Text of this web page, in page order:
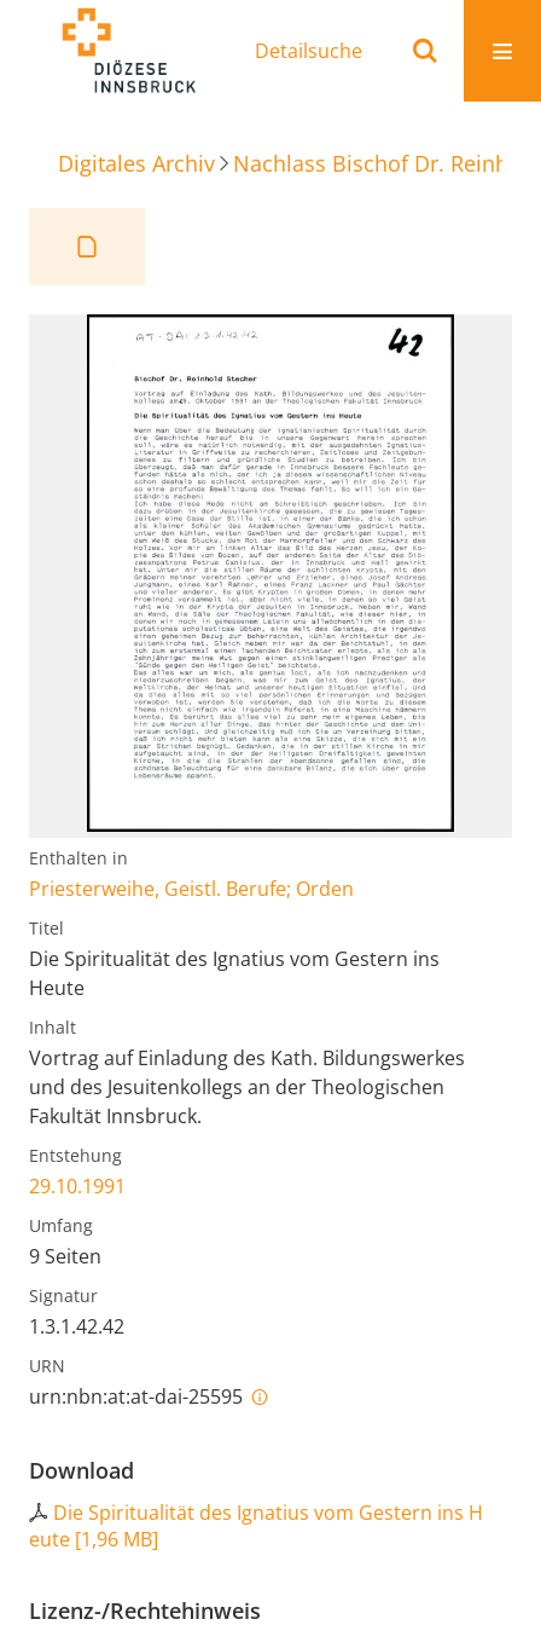
Detailsuche
Digitales Archiv Nachlass Bischof Dr.
Enthalten in
Priesterweihe, Geistl. Berufe; Orden
Titel
Die Spiritualität des Ignatius vom Gestern ins
Heute
Inhalt
Vortrag auf Einladung des Kath. Bildungswerkes
und des Jesuitenkollegs an der Theologischen
Fakultät Innsbruck.
Entstehung
29.10.1991
Umfang
9 Seiten
Signatur
1.3.1.42.42
URN
urn:nbn:at:at-dai-25595
Download
Die Spiritualität des Ignatius vom Gestern ins H
eute [1,96 MB]
Lizenz-/Rechtehinweis